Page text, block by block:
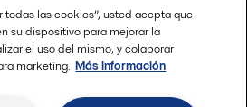
Términos y condiciones legales
las cookies”, usted acepta que
su dispositivo para mejorar la
el uso del mismo, y colaborar
marketing. Más información